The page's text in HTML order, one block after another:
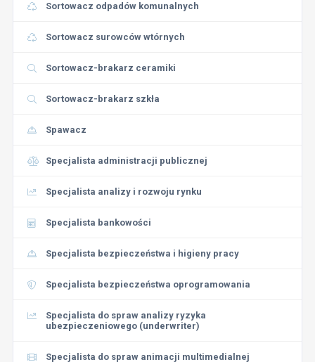
Sortowacz odpadów komunalnych
Sortowacz surowców wtórnych
Sortowacz-brakarz ceramiki
Sortowacz-brakarz szkła
Spawacz
Specjalista administracji publicznej
Specjalista analizy i rozwoju rynku
Specjalista bankowości
Specjalista bezpieczeństwa i higieny pracy
Specjalista bezpieczeństwa oprogramowania
Specjalista do spraw analizy ryzyka
ubezpieczeniowego (underwriter)
Specjalista do spraw animacji multimedialnej